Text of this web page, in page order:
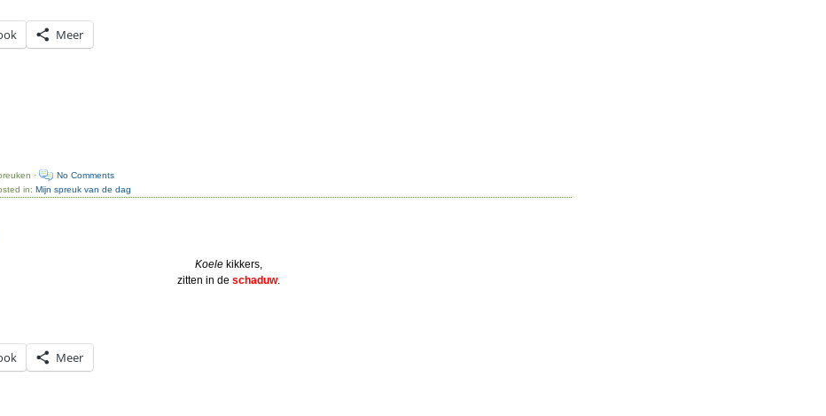
Meer
·
No Comments
in:Mijn spreuk van de dag
Koelekikkers,
zitten in de schaduw.
Meer